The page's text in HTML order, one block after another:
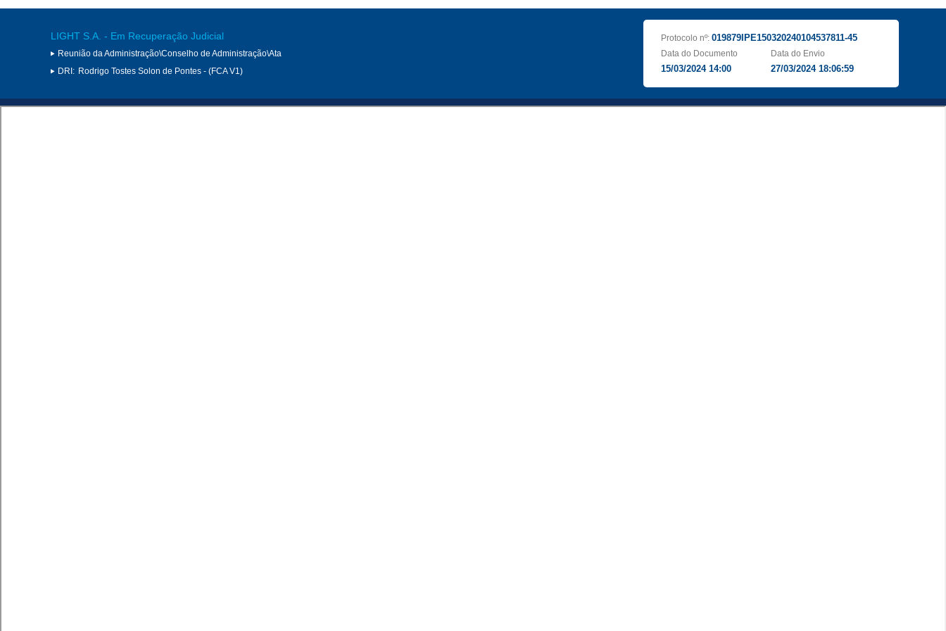
LIGHT S.A. - Em Recuperação Judicial
Reunião da Administração\Conselho de Administração\Ata
DRI: Rodrigo Tostes Solon de Pontes - (FCA V1)
Protocolo nº: 019879IPE150320240104537811-45
Data do Documento
15/03/2024 14:00
Data do Envio
27/03/2024 18:06:59